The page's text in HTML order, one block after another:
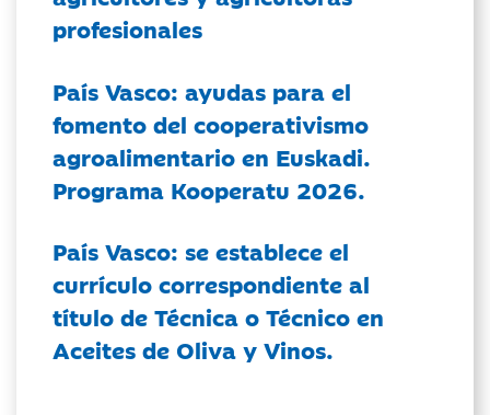
profesionales
País Vasco: ayudas para el
fomento del cooperativismo
agroalimentario en Euskadi.
Programa Kooperatu 2026.
País Vasco: se establece el
currículo correspondiente al
título de Técnica o Técnico en
Aceites de Oliva y Vinos.